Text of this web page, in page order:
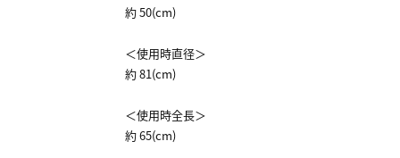
約 50(cm)
＜使用時直径＞
約 81(cm)
＜使用時全長＞
約 65(cm)